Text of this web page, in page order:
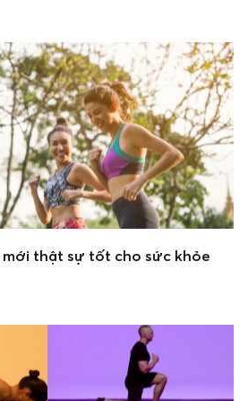
thật sự tốt cho sức khỏe